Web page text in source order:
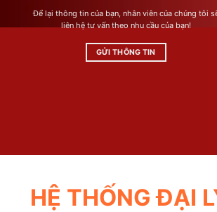
Để lại thông tin của bạn, nhân viên của chúng tôi
liên hệ tư vấn theo nhu cầu của bạn!
GỬI THÔNG TIN
HỆ THỐNG ĐẠI